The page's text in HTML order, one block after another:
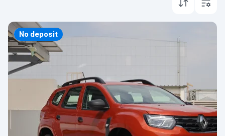
Priority
No deposit